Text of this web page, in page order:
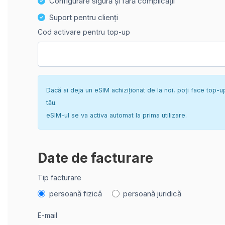
Suport pentru clienți
Cod activare pentru top-up
Dacă ai deja un eSIM achiziționat de la noi, poți face
tău.
eSIM-ul se va activa automat la prima utilizare.
Date de facturare
Tip facturare
persoană fizică persoană juridică
E-mail